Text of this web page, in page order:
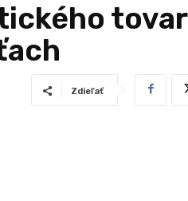
Zdieľať